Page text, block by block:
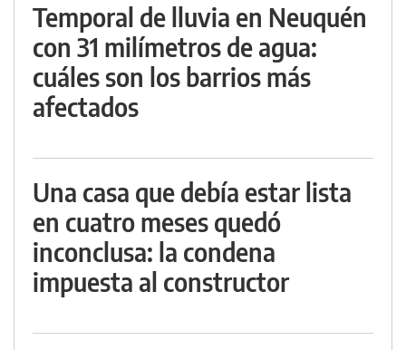
Temporal de lluvia en Neuquén
con 31 milímetros de agua:
cuáles son los barrios más
afectados
Una casa que debía estar lista
en cuatro meses quedó
inconclusa: la condena
impuesta al constructor